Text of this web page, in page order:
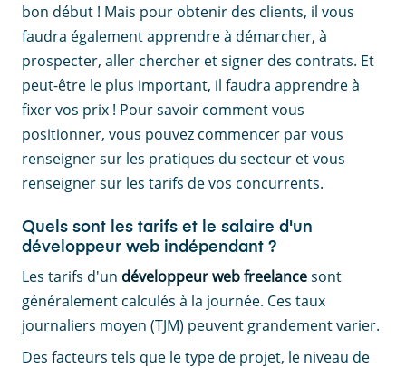
bon début ! Mais pour obtenir des clients, il vous
faudra également apprendre à démarcher, à
prospecter, aller chercher et signer des contrats. Et
peut-être le plus important, il faudra apprendre à
fixer vos prix ! Pour savoir comment vous
positionner, vous pouvez commencer par vous
renseigner sur les pratiques du secteur et vous
renseigner sur les tarifs de vos concurrents.
Quels sont les tarifs et le salaire d'un
développeur web indépendant ?
Les tarifs d'un développeur web freelancesont
généralement calculés à la journée. Ces taux
journaliers moyen (TJM) peuvent grandement varier.
Des facteurs tels que le type de projet, le niveau de